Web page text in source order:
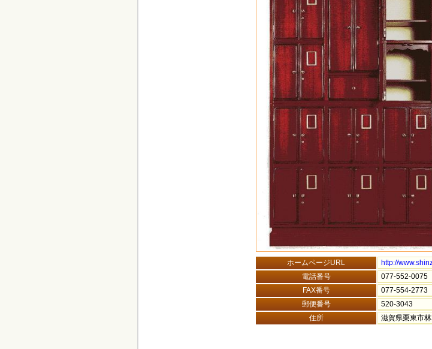
ホームページURL
http://
電話番号
077-552-0075
FAX番号
077-554-2773
郵便番号
520-3043
住所
滋賀県栗東市